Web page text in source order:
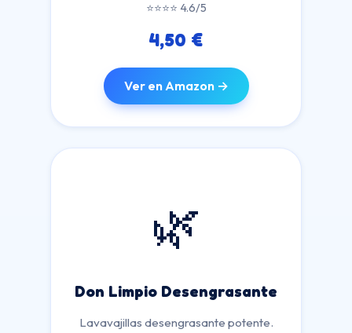
⭐⭐⭐⭐ 4.6/5
4,50 €
Ver en Amazon →
🌿
Don Limpio Desengrasante
Lavavajillas desengrasante potente.